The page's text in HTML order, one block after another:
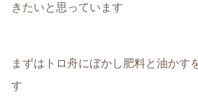
きたいと思っています
まずはトロ舟にぼかし肥料と油かす
す